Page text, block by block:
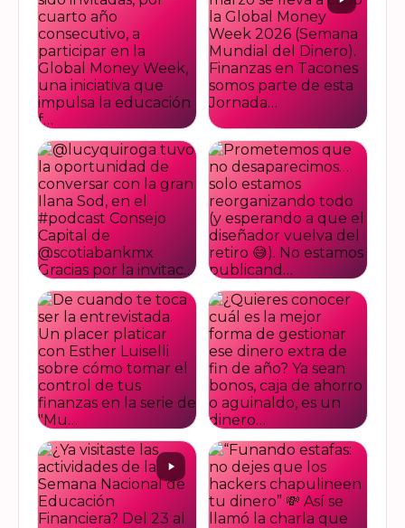
Felices de haber sido
invitadas, por cuarto año
consecutivo, a participar en
la Global Money Week, una
iniciativa que impulsa la
educación f…
VER EN
INSTAGRAM
Del 17 al 22 de marzo se
lleva a cabo la Global
Money Week 2026 (Semana
Mundial del Dinero).
Finanzas en Tacones
somos parte de esta
Jornada…
VER EN
INSTAGRAM
@lucyquiroga tuvo la
oportunidad de conversar
con la gran Ilana Sod, en el
#podcast Consejo Capital
de @scotiabankmx Gracias
por la invitac…
VER EN
INSTAGRAM
Prometemos que no
desaparecimos… solo
estamos reorganizando
todo (y esperando a que el
diseñador vuelva del retiro
😅). No estamos publicand…
VER EN
INSTAGRAM
De cuando te toca ser la
entrevistada. Un placer
platicar con Esther Luiselli
sobre cómo tomar el control
de tus finanzas en la serie
de "Mu…
VER EN
INSTAGRAM
¿Quieres conocer cuál es la
mejor forma de gestionar
ese dinero extra de fin de
año? Ya sean bonos, caja de
ahorro o aguinaldo, es un
dinero…
VER EN
INSTAGRAM